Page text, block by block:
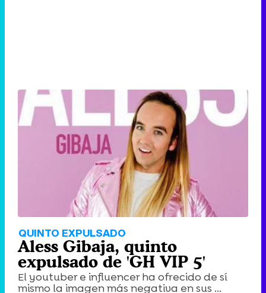
QUINTO EXPULSADO
Aless Gibaja, quinto
expulsado de 'GH VIP 5'
El youtuber e influencer ha ofrecido de sí
mismo la imagen más negativa en sus ...